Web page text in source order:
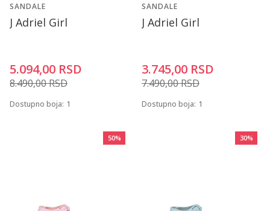
SANDALE
J Adriel Girl
5.094,00 RSD
8.490,00RSD
Dostupno boja: 1
SANDALE
J Adriel Girl
3.745,00 RSD
7.490,00RSD
Dostupno boja: 1
50% 30%